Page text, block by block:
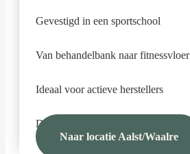
Gevestigd in een sportschool
Van behandelbank naar fitnessvloer
Ideaal voor actieve herstellers
Direct trainen na je behandeling
Naar locatie Aalst/Waalre